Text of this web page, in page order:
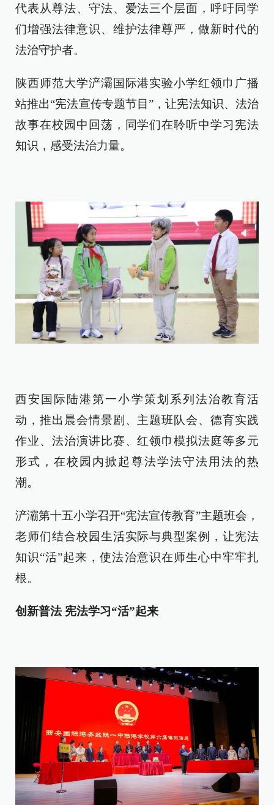
代表从尊法、守法、爱法三个层面，呼吁同学
们增强法律意识、维护法律尊严，做新时代的
法治守护者。
陕西师范大学浐灞国际港实验小学红领巾广播
站推出“宪法宣传专题节目”，让宪法知识、法治
故事在校园中回荡，同学们在聆听中学习宪法
知识，感受法治力量。
西安国际陆港第一小学策划系列法治教育活
动，推出晨会情景剧、主题班队会、德育实践
作业、法治演讲比赛、红领巾模拟法庭等多元
形式，在校园内掀起尊法学法守法用法的热
潮。
浐灞第十五小学召开“宪法宣传教育”主题班会，
老师们结合校园生活实际与典型案例，让宪法
知识“活”起来，使法治意识在师生心中牢牢扎
根。
创新普法 宪法学习“活”起来